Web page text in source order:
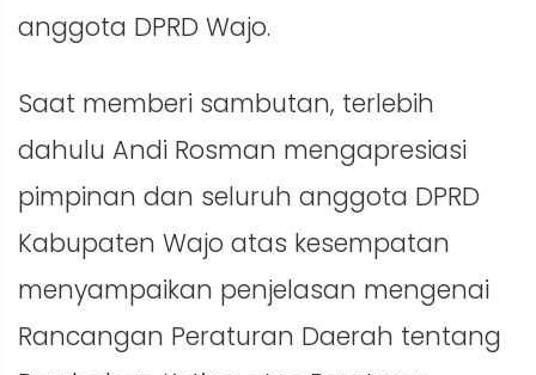
anggota DPRD Wajo.
Saat memberi sambutan, terlebih
dahulu Andi Rosman mengapresiasi
pimpinan dan seluruh anggota DPRD
Kabupaten Wajo atas kesempatan
menyampaikan penjelasan mengenai
Rancangan Peraturan Daerah tentang